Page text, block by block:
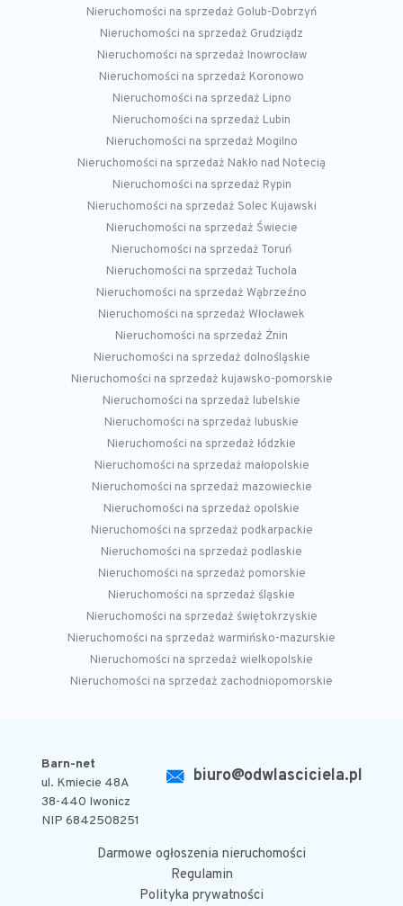
Nieruchomości na sprzedaż Golub-Dobrzyń
Nieruchomości na sprzedaż Grudziądz
Nieruchomości na sprzedaż Inowrocław
Nieruchomości na sprzedaż Koronowo
Nieruchomości na sprzedaż Lipno
Nieruchomości na sprzedaż Lubin
Nieruchomości na sprzedaż Mogilno
Nieruchomości na sprzedaż Nakło nad Notecią
Nieruchomości na sprzedaż Rypin
Nieruchomości na sprzedaż Solec Kujawski
Nieruchomości na sprzedaż Świecie
Nieruchomości na sprzedaż Toruń
Nieruchomości na sprzedaż Tuchola
Nieruchomości na sprzedaż Wąbrzeźno
Nieruchomości na sprzedaż Włocławek
Nieruchomości na sprzedaż Żnin
Nieruchomości na sprzedaż dolnośląskie
Nieruchomości na sprzedaż kujawsko-pomorskie
Nieruchomości na sprzedaż lubelskie
Nieruchomości na sprzedaż lubuskie
Nieruchomości na sprzedaż łódzkie
Nieruchomości na sprzedaż małopolskie
Nieruchomości na sprzedaż mazowieckie
Nieruchomości na sprzedaż opolskie
Nieruchomości na sprzedaż podkarpackie
Nieruchomości na sprzedaż podlaskie
Nieruchomości na sprzedaż pomorskie
Nieruchomości na sprzedaż śląskie
Nieruchomości na sprzedaż świętokrzyskie
Nieruchomości na sprzedaż warmińsko-mazurskie
Nieruchomości na sprzedaż wielkopolskie
Nieruchomości na sprzedaż zachodniopomorskie
Barn-net
ul. Kmiecie 48A
38-440 Iwonicz
NIP 6842508251
biuro@odwlasciciela.pl
Darmowe ogłoszenia nieruchomości
Regulamin
Polityka prywatności